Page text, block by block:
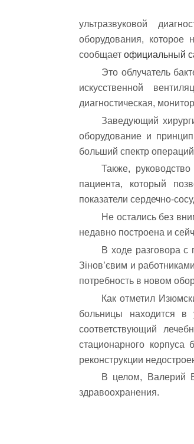
ультразвуковой
оборудования, которое
сообщаетофициальный
Это облучатель
искусственной
диагностическая,
Заведующий
оборудование и
больший спектр
Также,
пациента, который
показатели сердечно-
Не остались без
недавно построена и
В ходе разговора
Зінов’євим и
потребность в новом
Как отметил
больницы находится в
соответствующий
стационарного
реконструкции
В целом, Валерий
здравоохранения.